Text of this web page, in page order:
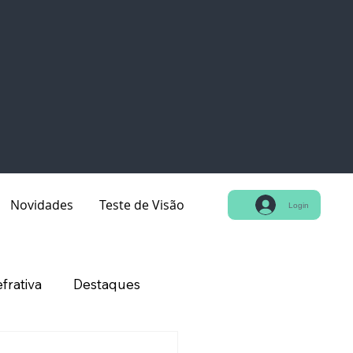
Novidades Teste de Visão Login
Destaques